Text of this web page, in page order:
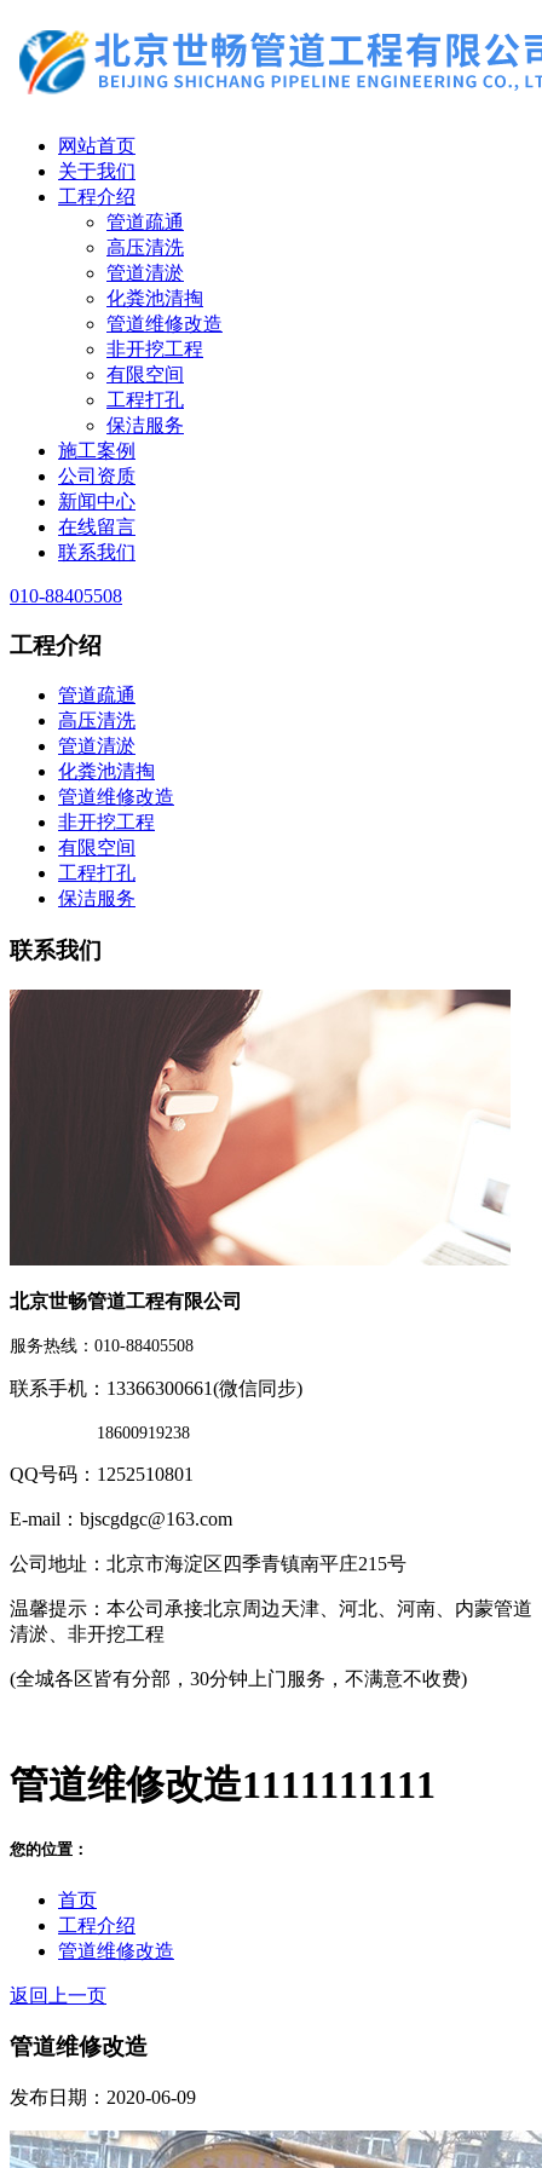
网站首页
关于我们
工程介绍
管道疏通
高压清洗
管道清淤
化粪池清掏
管道维修改造
非开挖工程
有限空间
工程打孔
保洁服务
施工案例
公司资质
新闻中心
在线留言
联系我们
010-88405508
工程介绍
管道疏通
高压清洗
管道清淤
化粪池清掏
管道维修改造
非开挖工程
有限空间
工程打孔
保洁服务
联系我们
北京世畅管道工程有限公司
服务热线：010-88405508
联系手机：13366300661(微信同步)
18600919238
QQ号码：1252510801
E-mail：bjscgdgc@163.com
公司地址：北京市海淀区四季青镇南平庄215号
温馨提示：本公司承接北京周边天津、河北、河南、内蒙管道
清淤、非开挖工程
(全城各区皆有分部，30分钟上门服务，不满意不收费)
管道维修改造1111111111
您的位置：
首页
工程介绍
管道维修改造
返回上一页
管道维修改造
发布日期：2020-06-09